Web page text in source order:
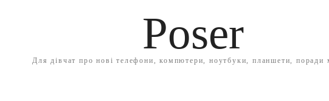
Poser
Для дівчат про нові телефони, компютери, ноутбуки, планшети, поради